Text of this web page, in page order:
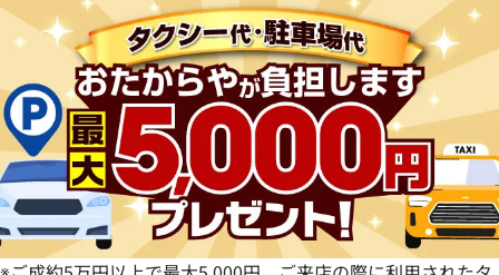
群馬県
岐阜県
静岡県
愛知県
兵庫県
奈良県
和歌山県
広島県
山口県
愛媛県
佐賀県
長崎県
熊本県
大分県
宮崎県
鹿児島県